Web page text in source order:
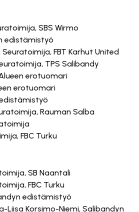
SBS Wirmo
edistämistyö
FBT Karhut United
TPS Salibandy
erotuomari
erotuomari
Rauman Salba
FBC Turku
SB Naantali
FBC Turku
edistämistyö
Liisa Korsimo-Niemi, Salibandyn